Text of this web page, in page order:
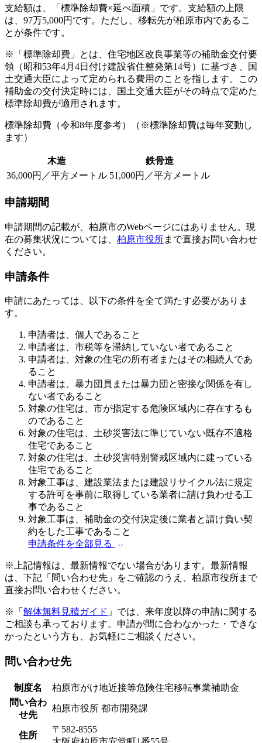
支給額は、「標準除却費×延べ面積」です。支給額の上限
は、97万5,000円です。ただし、移転先が柏原市内であるこ
とが条件です。
※「標準除却費」とは、住宅地区改良事業等の補助金交付要
領（昭和53年4月4日付け建設省住整発第14号）に基づき、国
土交通大臣によって定められる費用のことを指します。この
補助金の交付決定時には、国土交通大臣がその時点で定めた
標準除却費が適用されます。
標準除却費（令和8年度参考）（※標準除却費は毎年変動し
ます）
木造
鉄骨造
36,000円／平方メートル 51,000円／平方メートル
申請期間
申請期間の記載が、柏原市のWebページにはありません。現
在の募集状況については、 柏原市役所まで直接お問い合わせ
ください。
申請条件
申請にあたっては、以下の条件を全て満たす必要がありま
す。
申請者は、個人であること
申請者は、市税等を滞納していない者であること
申請者は、対象の住宅の所有者またはその相続人であ
ること
申請者は、暴力団員または暴力団と密接な関係を有し
ない者であること
対象の住宅は、市が指定する危険区域内に存在するも
のであること
対象の住宅は、土砂災害法に準じていない既存不適格
住宅であること
対象の住宅は、土砂災害特別警戒区域内に建っている
住宅であること
対象工事は、建設業法または建設リサイクル法に規定
する許可を事前に取得している業者に請け負わせる工
事であること
対象工事は、補助金の交付決定後に業者と請け負い契
約をした工事であること
申請条件を全部見る
※上記情報は、最新情報でない場合があります。最新情報
は、下記「問い合わせ先」をご確認のうえ、柏原市役所まで
直接お問い合わせください。
※「 解体無料見積ガイド 」では、来年度以降の申請に関する
ご相談も承っております。申請が間に合わなかった・できな
かったという方も、お気軽にご相談ください。
問い合わせ先
制度名
柏原市がけ地近接等危険住宅移転事業補助金
問い合わ
せ先
柏原市役所 都市開発課
住所
〒582-8555